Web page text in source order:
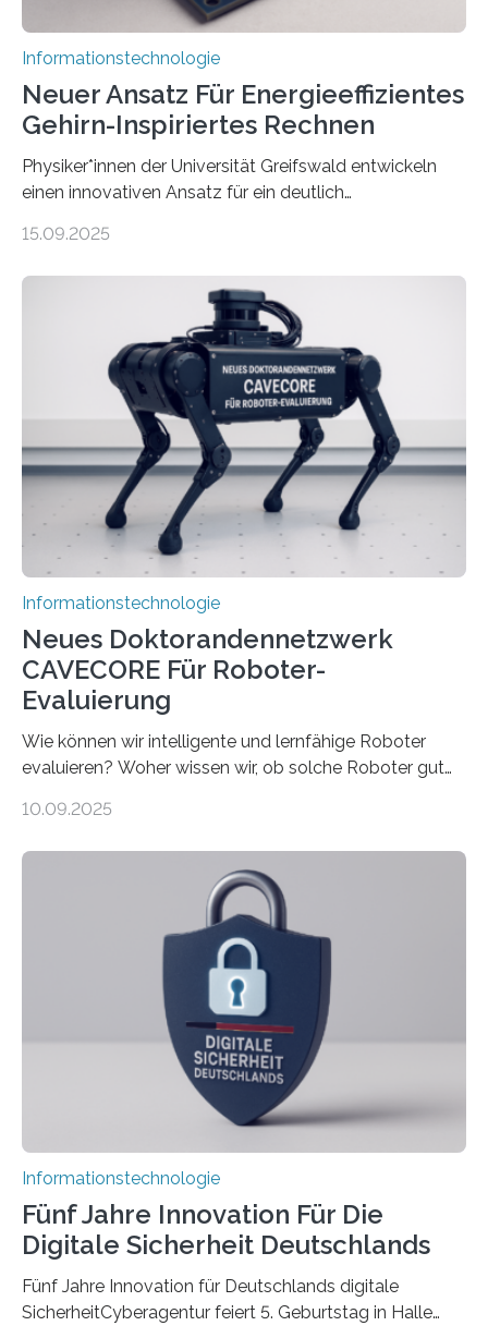
Informationstechnologie
Neuer Ansatz Für Energieeffizientes
Gehirn-Inspiriertes Rechnen
Physiker*innen der Universität Greifswald entwickeln
einen innovativen Ansatz für ein deutlich
Lösungsweg ist inspiriert vom menschlichen Gehirn. Die
stellt die heutige Computertechnik vor
Herausforderungen. Herkömmliche Silizium-
Prozessoren stoßen an ihre Grenzen: Sie verbrauchen
viel Energie, die Speicher- und Verarbeitungseinheiten
sind voneinander getrennt und die Datenübertragung
bremst komplexe Anwendungen aus. Da KI-Modelle
immer größer werden und riesige Datenmengen
verarbeiten müssen, steigt der Bedarf an neuen
Rechenarchitekturen. Neben Quantencomputern
rücken dabei insbesondere…
15.09.2025
Informationstechnologie
Neues Doktorandennetzwerk
CAVECORE Für Roboter-
Evaluierung
Wie können wir intelligente und lernfähige Roboter
evaluieren? Woher wissen wir, ob solche Roboter gut
sich CAVECORE – ein neues Marie Skłodowska-Curie
koordiniert wird. Ab dem 1. September werden sich
über einen Zeitraum von vier Jahren insgesamt 15
Promovierende im Rahmen von CAVECORE mit
kognitiven Robotern beschäftigen – also mit Robotern,
die mittels Sensoren ihre Umgebung erfassen,
Informationen verarbeiten und häufig auch mit…
10.09.2025
Informationstechnologie
Fünf Jahre Innovation Für Die
Digitale Sicherheit Deutschlands
Fünf Jahre Innovation für Deutschlands digitale
SicherheitCyberagentur feiert 5. Geburtstag in Halle